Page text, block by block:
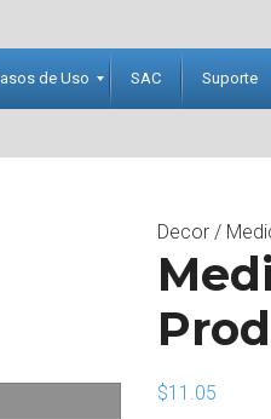
de Uso SAC Suporte
Decor/
$11.05